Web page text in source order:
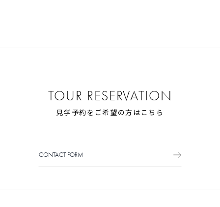
TOUR RESERVATION
見学予約をご希望の方はこちら
CONTACT FORM